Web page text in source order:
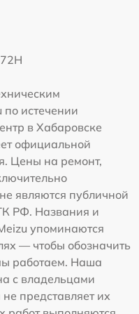
истечении
в Хабаровске
официальной
Цены на ремонт,
являются публичной
РФ. Названия и
упоминаются
— чтобы обозначить
работаем. Наша
с владельцами
представляет их